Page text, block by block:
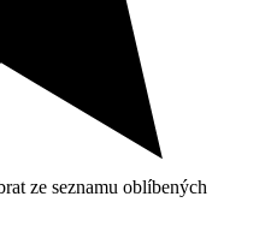
ze seznamu oblíbených